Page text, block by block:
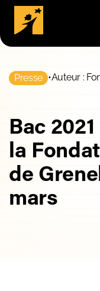
Presse •Auteur :
Bac
la
de
mars